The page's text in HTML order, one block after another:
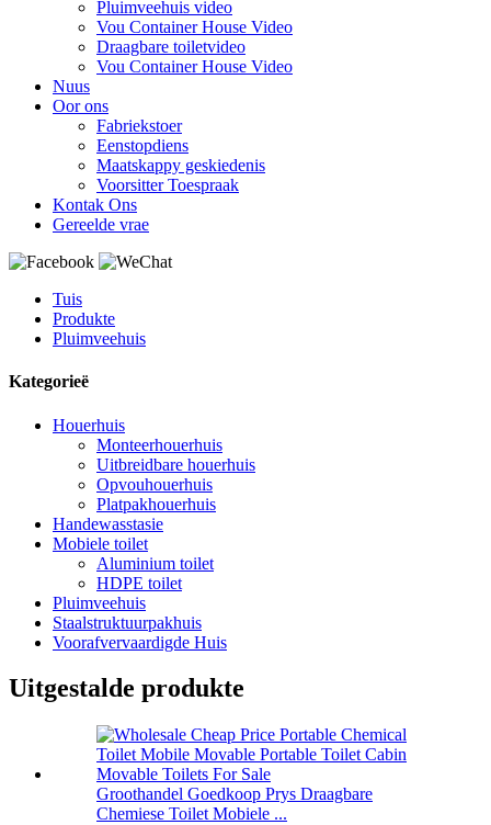
Pluimveehuis video
Vou Container House Video
Draagbare toiletvideo
Vou Container House Video
Nuus
Oor ons
Fabriekstoer
Eenstopdiens
Maatskappy geskiedenis
Voorsitter Toespraak
Kontak Ons
Gereelde vrae
Tuis
Produkte
Pluimveehuis
Kategorieë
Houerhuis
Monteerhouerhuis
Uitbreidbare houerhuis
Opvouhouerhuis
Platpakhouerhuis
Handewasstasie
Mobiele toilet
Aluminium toilet
HDPE toilet
Pluimveehuis
Staalstruktuurpakhuis
Voorafvervaardigde Huis
Uitgestalde produkte
Groothandel Goedkoop Prys Draagbare
Chemiese Toilet Mobiele ...